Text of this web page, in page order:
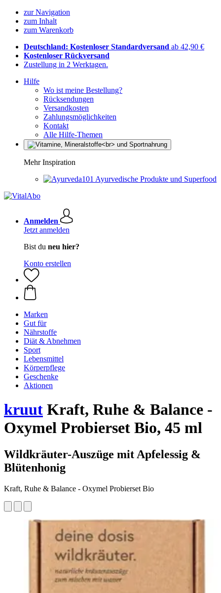
zur Navigation
zum Inhalt
zum Warenkorb
Deutschland: Kostenloser Standardversand ab 42,90 €
Kostenloser Rückversand
Zustellung in 2 Werktagen.
Hilfe
Wo ist meine Bestellung?
Rücksendungen
Versandkosten
Zahlungsmöglichkeiten
Kontakt
Alle Hilfe-Themen
Mehr Inspiration
Ayurvedische Produkte und Superfood
Anmelden
Jetzt anmelden
Bist du neu hier?
Konto erstellen
Marken
Gut für
Nährstoffe
Diät & Abnehmen
Sport
Lebensmittel
Körperpflege
Geschenke
Aktionen
kruut Kraft, Ruhe & Balance -
Oxymel Probierset Bio, 45 ml
Wildkräuter-Auszüge mit Apfelessig &
Blütenhonig
Kraft, Ruhe & Balance - Oxymel Probierset Bio